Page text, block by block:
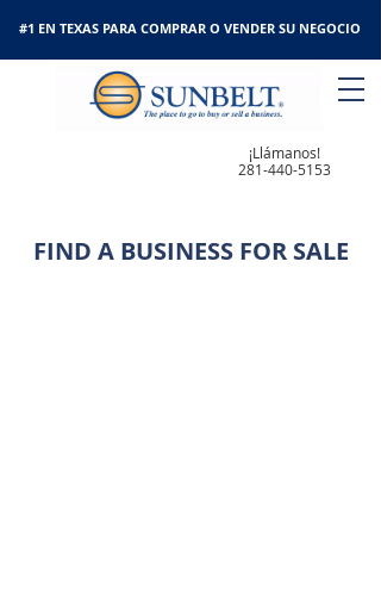
#1 EN TEXAS PARA COMPRAR O VENDER SU NEGOCIO
¡Llámanos!
281-440-5153
FIND A BUSINESS FOR SALE